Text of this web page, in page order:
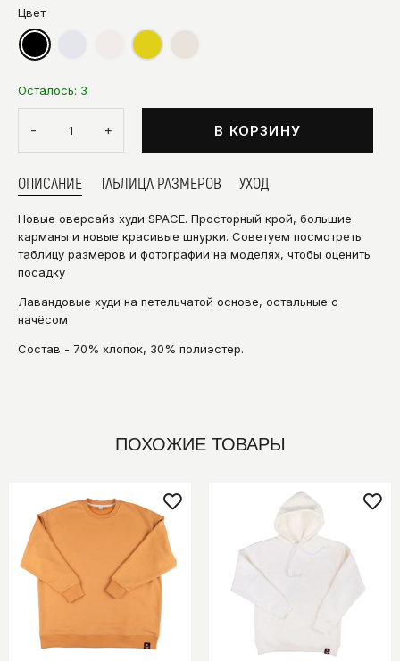
Цвет
Осталось: 3
- + В КОРЗИНУ
ОПИСАНИЕ
Новые оверсайз худи SPACE. Просторный крой, большие
карманы и новые красивые шнурки. Советуем посмотреть
таблицу размеров и фотографии на моделях, чтобы оценить
посадку
Лавандовые худи на петельчатой основе, остальные с
начёсом
Состав - 70% хлопок, 30% полиэстер.
ТАБЛИЦА РАЗМЕРОВ УХОД
ПОХОЖИЕ ТОВАРЫ